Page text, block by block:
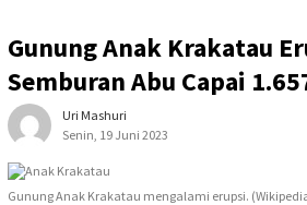
Gunung Anak Krakatau
Semburan Abu Capai
Uri Mashuri
Senin, 19 Juni 2023
Gunung Anak Krakatau mengalami erupsi.